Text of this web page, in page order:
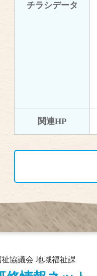
チラシデータ
関連HP
協議会 地域福祉課